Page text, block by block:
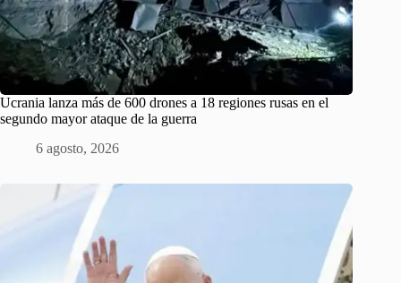
Ucrania lanza más de 600 drones a 18 regiones rusas en el
segundo mayor ataque de la guerra
6 agosto, 2026